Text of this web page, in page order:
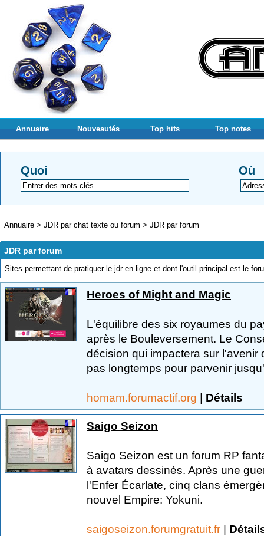
Annuaire Nouveautés Top hits Top notes
Quoi Où
Annuaire > JDR par chat texte ou forum > JDR par forum
JDR par forum
Sites permettant de pratiquer le jdr en ligne et dont l'outil principal est le
Heroes of Might and Magic
L'équilibre des six royaumes du
après le Bouleversement. Le
décision qui impactera sur
pas longtemps pour parvenir
homam.forumactif.org | Détails
Saigo Seizon
Saigo Seizon est un forum RP
à avatars dessinés. Après une
l'Enfer Écarlate, cinq clans
nouvel Empire: Yokuni.
saigoseizon.forumgratuit.fr |